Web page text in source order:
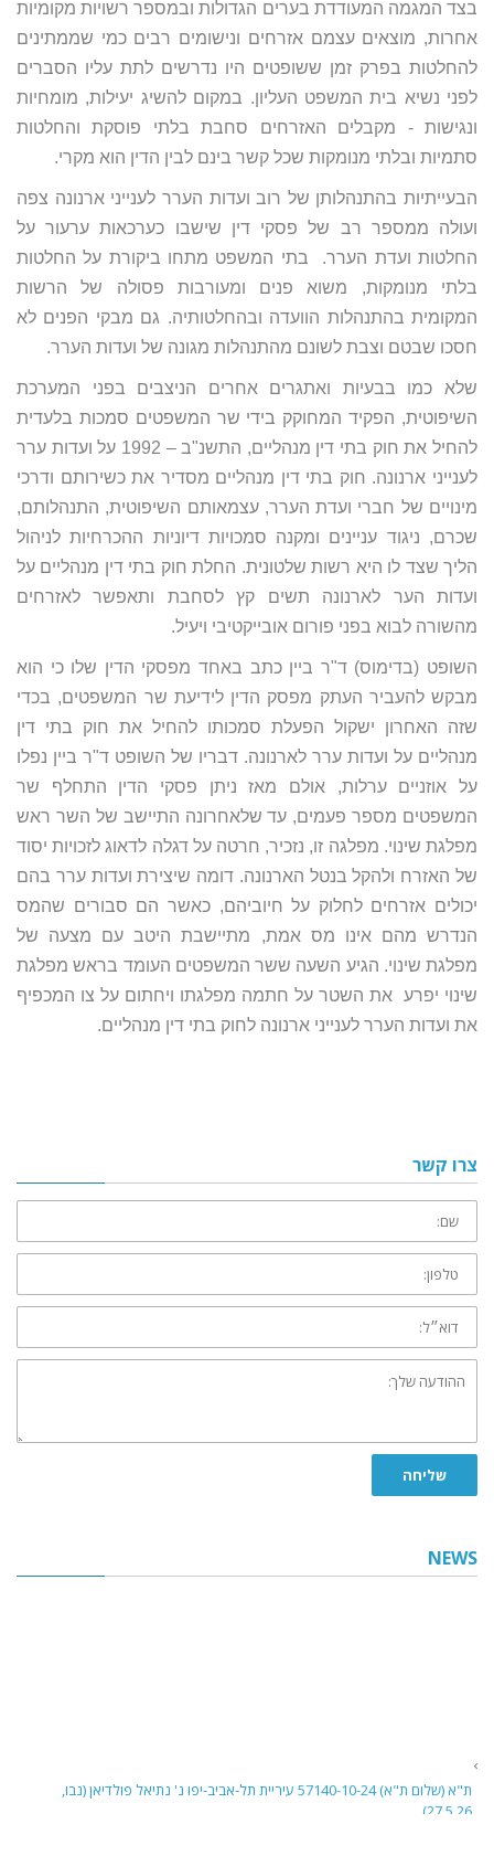
בצד המגמה המעודדת בערים הגדולות ובמספר רשויות מקומיות
אחרות, מוצאים עצמם אזרחים ונישומים רבים כמי שממתינים
להחלטות בפרק זמן ששופטים היו נדרשים לתת עליו הסברים
לפני נשיא בית המשפט העליון. במקום להשיג יעילות, מומחיות
ונגישות - מקבלים האזרחים סחבת בלתי פוסקת והחלטות
סתמיות ובלתי מנומקות שכל קשר בינם לבין הדין הוא מקרי.
הבעייתיות בהתנהלותן של רוב ועדות הערר לענייני ארנונה צפה
ועולה ממספר רב של פסקי דין שישבו כערכאות ערעור על
החלטות ועדת הערר. בתי המשפט מתחו ביקורת על החלטות
בלתי מנומקות, משוא פנים ומעורבות פסולה של הרשות
המקומית בהתנהלות הוועדה ובהחלטותיה. גם מבקי הפנים לא
חסכו שבטם וצבת לשונם מהתנהלות מגונה של ועדות הערר.
שלא כמו בבעיות ואתגרים אחרים הניצבים בפני המערכת
השיפוטית, הפקיד המחוקק בידי שר המשפטים סמכות בלעדית
להחיל את חוק בתי דין מנהליים, התשנ"ב – 1992 על ועדות ערר
לענייני ארנונה. חוק בתי דין מנהליים מסדיר את כשירותם ודרכי
מינויים של חברי ועדת הערר, עצמאותם השיפוטית, התנהלותם,
שכרם, ניגוד עניינים ומקנה סמכויות דיוניות ההכרחיות לניהול
הליך שצד לו היא רשות שלטונית. החלת חוק בתי דין מנהליים על
ועדות הער לארנונה תשים קץ לסחבת ותאפשר לאזרחים
מהשורה לבוא בפני פורום אובייקטיבי ויעיל.
השופט (בדימוס) ד"ר ביין כתב באחד מפסקי הדין שלו כי הוא
מבקש להעביר העתק מפסק הדין לידיעת שר המשפטים, בכדי
שזה האחרון ישקול הפעלת סמכותו להחיל את חוק בתי דין
מנהליים על ועדות ערר לארנונה. דבריו של השופט ד"ר ביין נפלו
על אוזניים ערלות, אולם מאז ניתן פסקי הדין התחלף שר
המשפטים מספר פעמים, עד שלאחרונה התיישב של השר ראש
מפלגת שינוי. מפלגה זו, נזכיר, חרטה על דגלה לדאוג לזכויות יסוד
של האזרח ולהקל בנטל הארנונה. דומה שיצירת ועדות ערר בהם
יכולים אזרחים לחלוק על חיוביהם, כאשר הם סבורים שהמס
הנדרש מהם אינו מס אמת, מתיישבת היטב עם מצעה של
מפלגת שינוי. הגיע השעה ששר המשפטים העומד בראש מפלגת
שינוי יפרע את השטר על חתמה מפלגתו ויחתום על צו המכפיף
את ועדות הערר לענייני ארנונה לחוק בתי דין מנהליים.
צרו קשר
שם:
טלפון:
דוא״ל:
ההודעה
שלך:
שליחה
NEWS
ת"א (שלום ת"א) 57140-10-24 עיריית תל-אביב-יפו נ' נתיאל פולדיאן (נבו,
27.5.26)